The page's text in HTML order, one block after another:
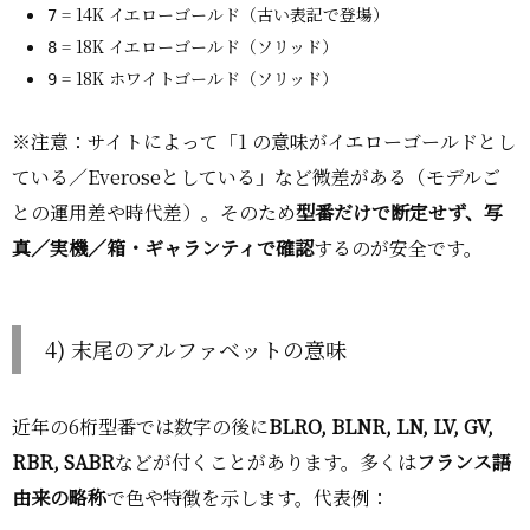
7 = 14K イエローゴールド（古い表記で登場）
8 = 18K イエローゴールド（ソリッド）
9 = 18K ホワイトゴールド（ソリッド）
※注意：サイトによって「1 の意味がイエローゴールドとし
ている／Everoseとしている」など微差がある（モデルご
との運用差や時代差）。そのため型番だけで断定せず、写
真／実機／箱・ギャランティで確認するのが安全です。
4) 末尾のアルファベットの意味
近年の6桁型番では数字の後にBLRO, BLNR, LN, LV, GV,
RBR, SABRなどが付くことがあります。多くはフランス語
由来の略称で色や特徴を示します。代表例：